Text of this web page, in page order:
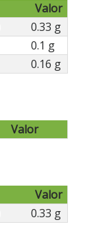
Valor
0.33 g
0.1 g
0.16 g
Valor
Valor
0.33 g